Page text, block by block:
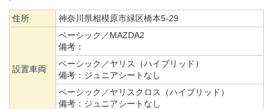
住所 神奈川県相模原市緑区橋本5-29
設置車両
ベーシック／MAZDA2
備考：
ベーシック／ヤリス（ハイブリッド）
備考： ジュニアシートなし
ベーシック／ヤリスクロス（ハイブリッド）
備考： ジュニアシートなし